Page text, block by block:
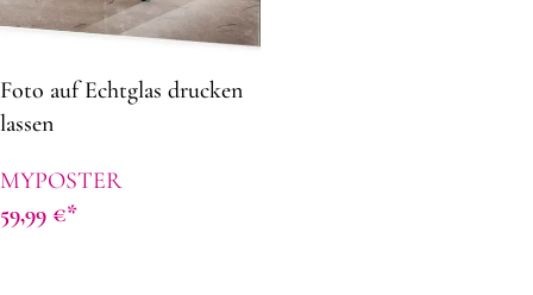
Foto auf Echtglas drucken
lassen
MYPOSTER
59,99 €